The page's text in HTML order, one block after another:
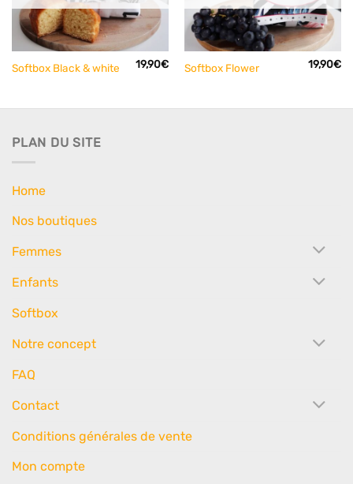
Softbox Black & white 19,90€ Softbox Flower 19,90€
PLAN DU SITE
Home
Nos boutiques
Femmes
Enfants
Softbox
Notre concept
FAQ
Contact
Conditions générales de vente
Mon compte